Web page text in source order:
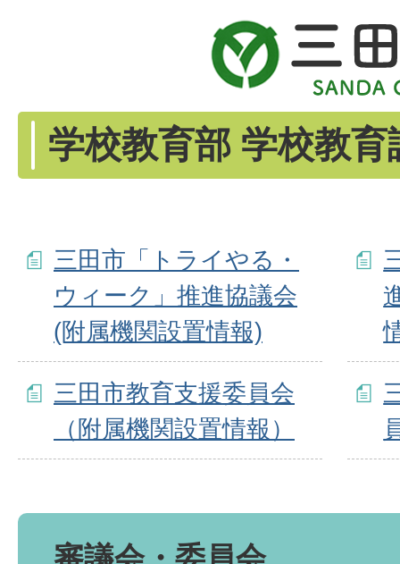
学校教育部 学校教育
三田市「トライやる・
ウィーク」推進協議会
(附属機関設置情報)
三田市教育支援委員会
（附属機関設置情報）